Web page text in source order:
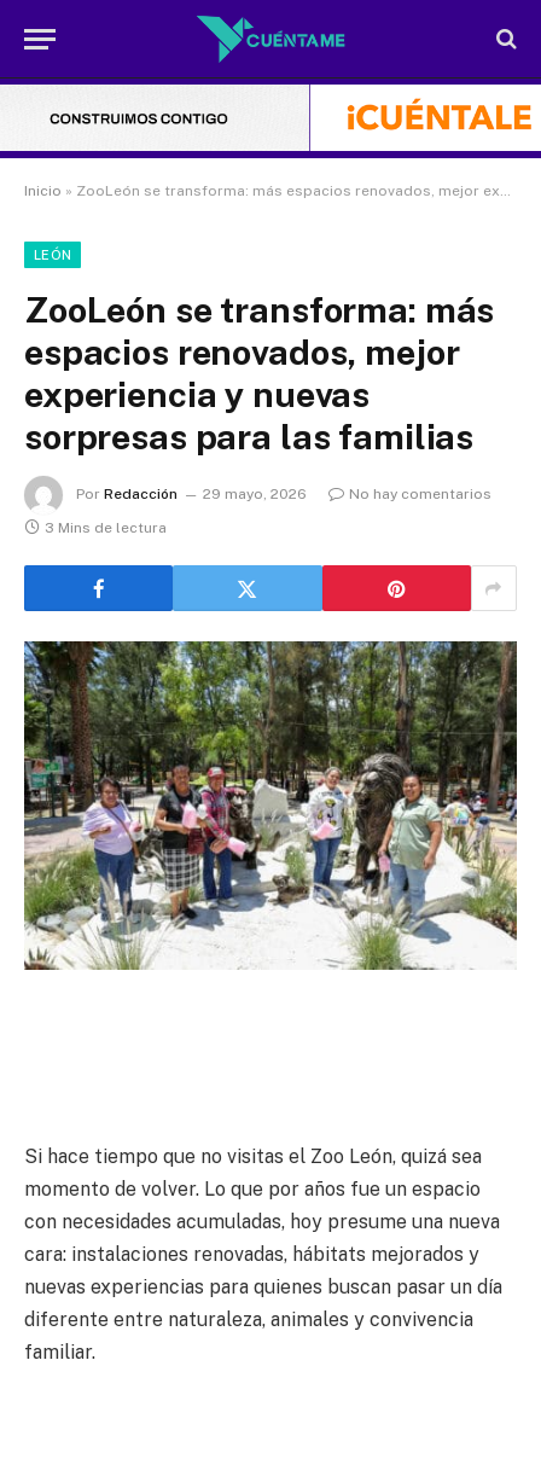
Inicio » ZooLeón se transforma: más espacios renovados, mejor experiencia y nuevas sorpresas para las familias
LEÓN
ZooLeón se transforma: más
espacios renovados, mejor
experiencia y nuevas
sorpresas para las familias
Por Redacción 29 mayo, 2026
No hay comentarios
3 Mins de lectura
Si hace tiempo que no visitas el Zoo León, quizá sea
momento de volver. Lo que por años fue un espacio
con necesidades acumuladas, hoy presume una nueva
cara: instalaciones renovadas, hábitats mejorados y
nuevas experiencias para quienes buscan pasar un día
diferente entre naturaleza, animales y convivencia
familiar.